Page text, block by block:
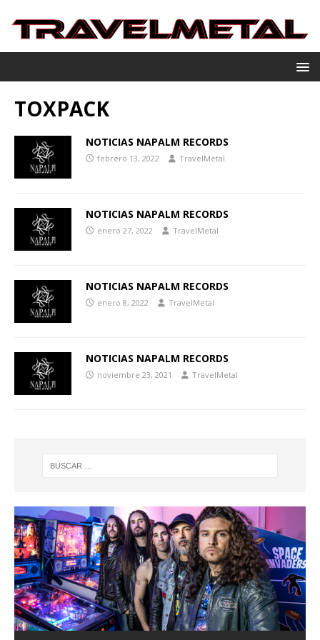
TOXPACK
NOTICIAS NAPALM RECORDS
febrero 13, 2022 TravelMetal
NOTICIAS NAPALM RECORDS
enero 27, 2022 TravelMetal
NOTICIAS NAPALM RECORDS
enero 8, 2022 TravelMetal
NOTICIAS NAPALM RECORDS
noviembre 23, 2021 TravelMetal